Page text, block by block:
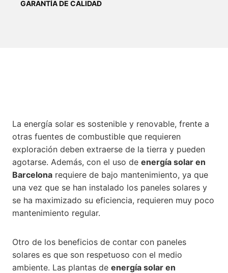
GARANTÍA DE CALIDAD
La energía solar es sostenible y renovable, frente a
otras fuentes de combustible que requieren
exploración deben extraerse de la tierra y pueden
agotarse. Además, con el uso de energía solar en
Barcelona requiere de bajo mantenimiento, ya que
una vez que se han instalado los paneles solares y
se ha maximizado su eficiencia, requieren muy poco
mantenimiento regular.
Otro de los beneficios de contar con paneles
solares es que son respetuoso con el medio
ambiente. Las plantas de energía solar en